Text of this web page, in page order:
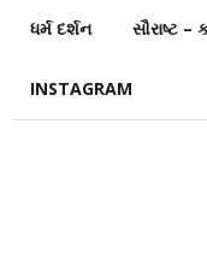
ધર્મ દર્શન સૌરાષ્ટ –
INSTAGRAM